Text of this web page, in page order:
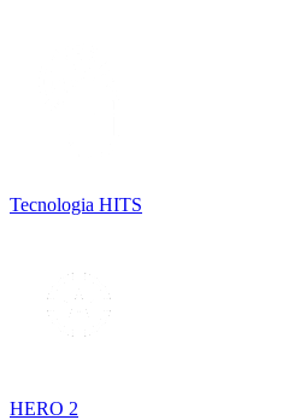
Tecnologia HITS
HERO 2